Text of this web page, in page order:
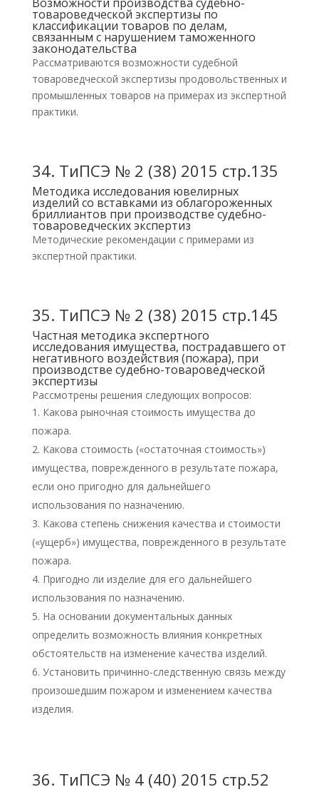
товароведческой экспертизы по
классификации товаров по делам,
связанным с нарушением таможенного
законодательства
Рассматриваются возможности судебной
товароведческой экспертизы продовольственных и
промышленных товаров на примерах из экспертной
практики.
34. ТиПСЭ № 2 (38) 2015 стр.135
Методика исследования ювелирных
изделий со вставками из облагороженных
бриллиантов при производстве судебно-
товароведческих экспертиз
Методические рекомендации с примерами из
экспертной практики.
35. ТиПСЭ № 2 (38) 2015 стр.145
Частная методика экспертного
исследования имущества, пострадавшего от
негативного воздействия (пожара), при
производстве судебно-товароведческой
экспертизы
Рассмотрены решения следующих вопросов:
Какова рыночная стоимость имущества до
пожара.
Какова стоимость («остаточная стоимость»)
имущества, поврежденного в результате пожара,
если оно пригодно для дальнейшего
использования по назначению.
Какова степень снижения качества и стоимости
(«ущерб») имущества, поврежденного в результате
пожара.
Пригодно ли изделие для его дальнейшего
использования по назначению.
На основании документальных данных
определить возможность влияния конкретных
обстоятельств на изменение качества изделий.
Установить причинно-следственную связь между
произошедшим пожаром и изменением качества
изделия.
36. ТиПСЭ № 4 (40) 2015 стр.52